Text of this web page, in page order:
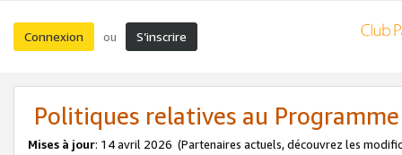
Connexion ou S’inscrire
Politiques relatives au
Mises à jour: 14 avril 2026 (Partenaires actuels, découvrez les